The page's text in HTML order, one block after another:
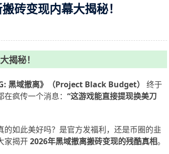
砖变现内幕大揭秘！
揭秘！
黑域撤离》（Project Black Budget）
终于
疯传一个消息： “这游戏能直接提现换美刀
如此美好吗？是官方发福利，还是币圈的韭
家揭开2026年黑域撤离搬砖变现的残酷真相。